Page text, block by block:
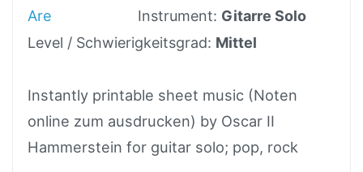
Instrument: Gitarre Solo
Level / Schwierigkeitsgrad: Mittel
Instantly printable sheet music (Noten
online zum ausdrucken) by Oscar II
Hammerstein for guitar solo; pop, rock